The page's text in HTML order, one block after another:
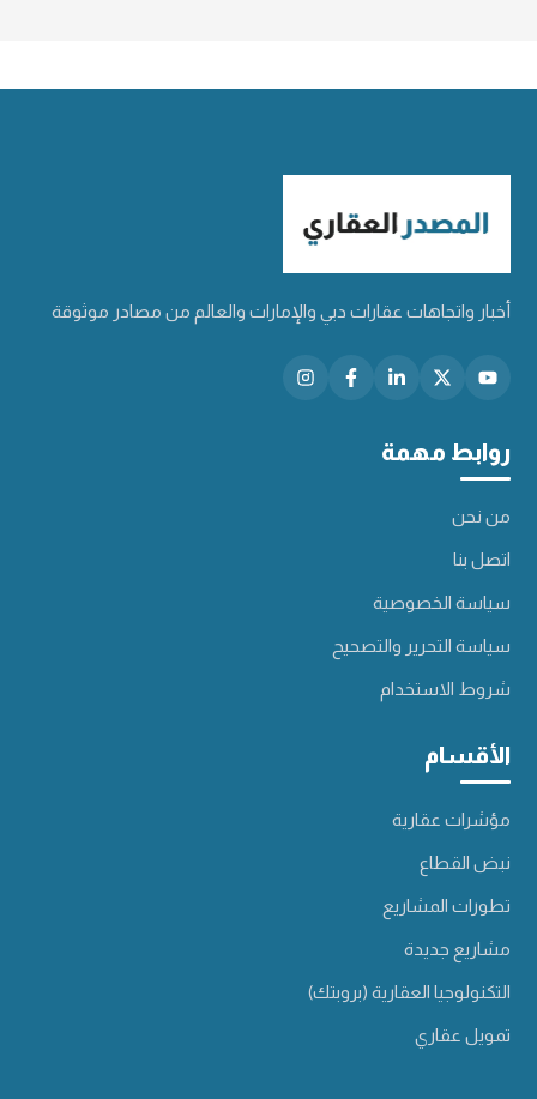
أخبار واتجاهات عقارات دبي والإمارات والعالم من مصادر موثوقة
روابط مهمة
من نحن
اتصل بنا
سياسة الخصوصية
سياسة التحرير والتصحيح
شروط الاستخدام
الأقسام
مؤشرات عقارية
نبض القطاع
تطورات المشاريع
مشاريع جديدة
التكنولوجيا العقارية (بروبتك)
تمويل عقاري